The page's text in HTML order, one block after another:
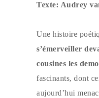
Texte: Audrey
Une histoire
s’émerveiller
cousines les
fascinants, dont
aujourd’hui